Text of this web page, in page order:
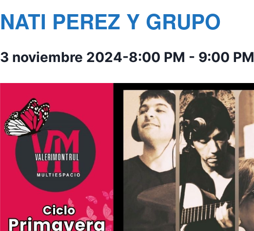
NATI PEREZ Y GRUPO
3 noviembre 2024-8:00 PM - 9:00 PM